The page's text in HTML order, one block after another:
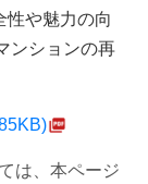
性や魅力の向
ンションの再
は、本ページ